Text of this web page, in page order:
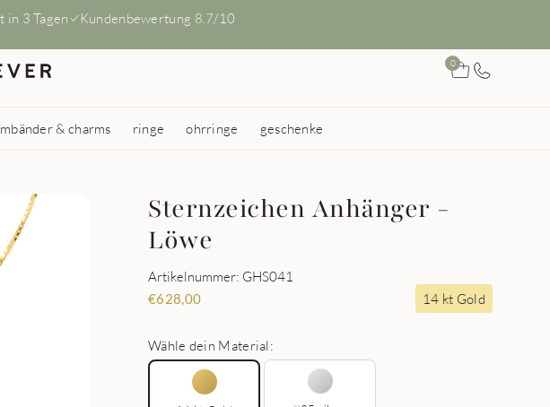
in 3 Tagen Kundenbewertung 8.7/10
0
& charms ringe ohrringe geschenke
Sternzeichen Anhänger -
Löwe
Artikelnummer: GHS041
€628,00 14 kt Gold
Wähle dein Material: